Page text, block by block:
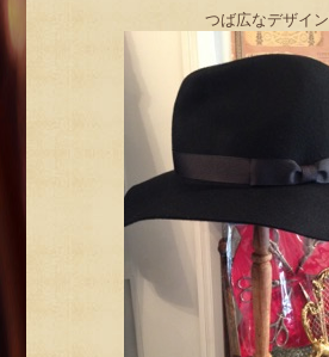
つば広なデザイン